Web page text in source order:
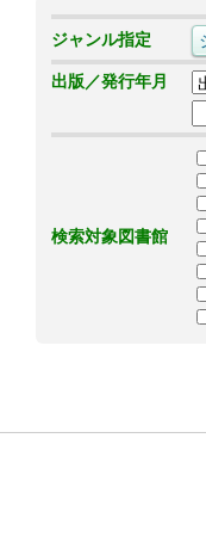
ジャンル指定
出版／発行年月
検索対象図書館